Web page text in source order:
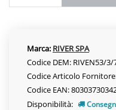
Marca: RIVER SPA
Codice DEM: RIVEN53/3/
Codice Articolo
Codice EAN:
Disponibilità: